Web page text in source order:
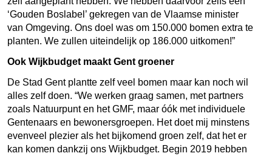
‘Gouden Boslabel’ gekregen van de Vlaamse minister
van Omgeving. Ons doel was om 150.000 bomen extra te
planten. We zullen uiteindelijk op 186.000 uitkomen!”
Ook Wijkbudget maakt Gent groener
De Stad Gent plantte zelf veel bomen maar kan noch wil
alles zelf doen. “We werken graag samen, met partners
zoals Natuurpunt en het GMF, maar óók met individuele
Gentenaars en bewonersgroepen. Het doet mij minstens
evenveel plezier als het bijkomend groen zelf, dat het er
kan komen dankzij ons Wijkbudget. Begin 2019 hebben